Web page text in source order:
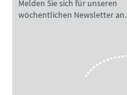
Melden Sie sich für unseren
wöchentlichen Newsletter an.